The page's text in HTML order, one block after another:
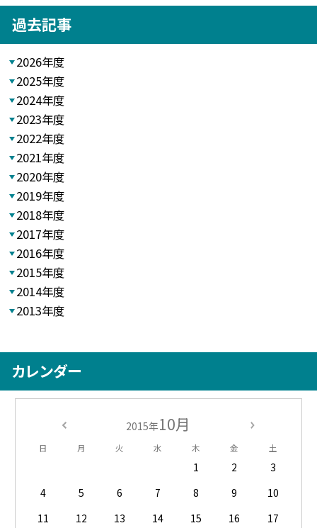
過去記事
2026年度
2025年度
2024年度
2023年度
2022年度
2021年度
2020年度
2019年度
2018年度
2017年度
2016年度
2015年度
2014年度
2013年度
カレンダー
2015年10月
日 月 火 水 木 金 土
1 2
3
4
5 6 7 8 9
10
11
12 13 14 15 16
17